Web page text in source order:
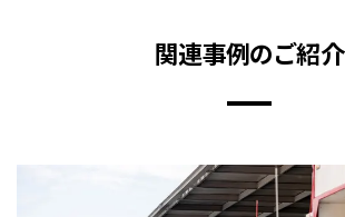
関連事例のご紹介